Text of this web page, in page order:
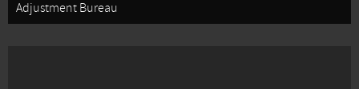
Adjustment Bureau